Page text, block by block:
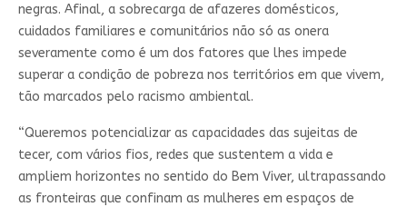
negras. Afinal, a sobrecarga de afazeres domésticos,
cuidados familiares e comunitários não só as onera
severamente como é um dos fatores que lhes impede
superar a condição de pobreza nos territórios em que vivem,
tão marcados pelo racismo ambiental.
“Queremos potencializar as capacidades das sujeitas de
tecer, com vários fios, redes que sustentem a vida e
ampliem horizontes no sentido do Bem Viver, ultrapassando
as fronteiras que confinam as mulheres em espaços de